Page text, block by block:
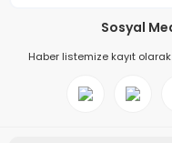
Sosyal
Haber listemize kayıt